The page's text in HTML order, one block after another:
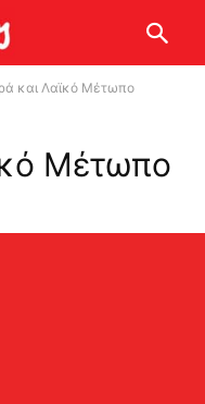
και Λαϊκό Μέτωπο
Μέτωπο